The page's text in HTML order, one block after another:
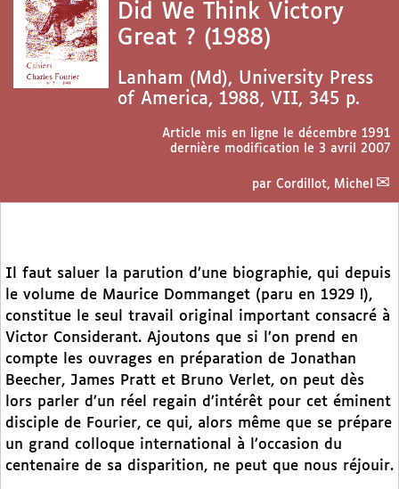
Did We Think Victory
Great ? (1988)
Lanham (Md), University Press
of America, 1988, VII, 345 p.
Article mis en ligne le décembre 1991
dernière modification le 3 avril 2007
par Cordillot, Michel
Il faut saluer la parution d’une biographie, qui depuis
le volume de Maurice Dommanget (paru en 1929 !),
constitue le seul travail original important consacré à
Victor Considerant. Ajoutons que si l’on prend en
compte les ouvrages en préparation de Jonathan
Beecher, James Pratt et Bruno Verlet, on peut dès
lors parler d’un réel regain d’intérêt pour cet éminent
disciple de Fourier, ce qui, alors même que se prépare
un grand colloque international à l’occasion du
centenaire de sa disparition, ne peut que nous réjouir.